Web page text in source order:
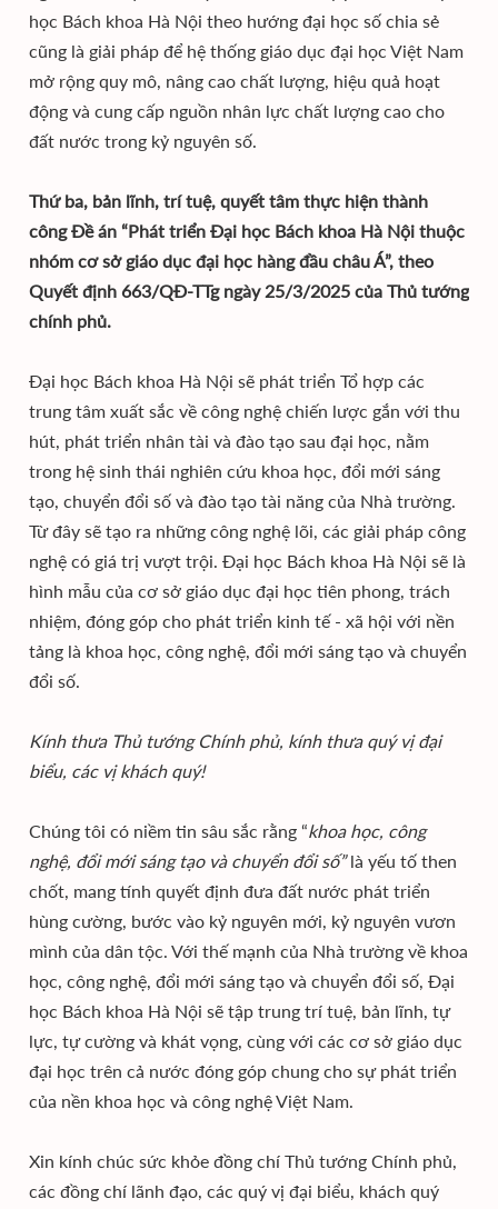
học Bách khoa Hà Nội theo hướng đại học số chia sẻ
cũng là giải pháp để hệ thống giáo dục đại học Việt Nam
mở rộng quy mô, nâng cao chất lượng, hiệu quả hoạt
động và cung cấp nguồn nhân lực chất lượng cao cho
đất nước trong kỷ nguyên số.
Thứ ba, bản lĩnh, trí tuệ, quyết tâm thực hiện thành
công Đề án “Phát triển Đại học Bách khoa Hà Nội thuộc
nhóm cơ sở giáo dục đại học hàng đầu châu Á”, theo
Quyết định 663/QĐ-TTg ngày 25/3/2025 của Thủ tướng
chính phủ.
Đại học Bách khoa Hà Nội sẽ phát triển Tổ hợp các
trung tâm xuất sắc về công nghệ chiến lược gắn với thu
hút, phát triển nhân tài và đào tạo sau đại học, nằm
trong hệ sinh thái nghiên cứu khoa học, đổi mới sáng
tạo, chuyển đổi số và đào tạo tài năng của Nhà trường.
Từ đây sẽ tạo ra những công nghệ lõi, các giải pháp công
nghệ có giá trị vượt trội. Đại học Bách khoa Hà Nội sẽ là
hình mẫu của cơ sở giáo dục đại học tiên phong, trách
nhiệm, đóng góp cho phát triển kinh tế - xã hội với nền
tảng là khoa học, công nghệ, đổi mới sáng tạo và chuyển
đổi số.
Kính thưa Thủ tướng Chính phủ, kính thưa quý vị đại
biểu, các vị khách quý!
Chúng tôi có niềm tin sâu sắc rằng “khoa học, công
nghệ, đổi mới sáng tạo và chuyển đổi số”là yếu tố then
chốt, mang tính quyết định đưa đất nước phát triển
hùng cường, bước vào kỷ nguyên mới, kỷ nguyên vươn
mình của dân tộc. Với thế mạnh của Nhà trường về khoa
học, công nghệ, đổi mới sáng tạo và chuyển đổi số, Đại
học Bách khoa Hà Nội sẽ tập trung trí tuệ, bản lĩnh, tự
lực, tự cường và khát vọng, cùng với các cơ sở giáo dục
đại học trên cả nước đóng góp chung cho sự phát triển
của nền khoa học và công nghệ Việt Nam.
Xin kính chúc sức khỏe đồng chí Thủ tướng Chính phủ,
các đồng chí lãnh đạo, các quý vị đại biểu, khách quý